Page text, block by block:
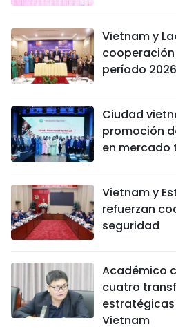
Vietnam y
período
Ciudad
promoción
en mercado
Vietnam y
refuerzan
seguridad
Académico
cuatro
Vietnam